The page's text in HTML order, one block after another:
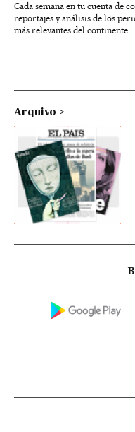
Cada semana en tu cuenta de
reportajes y análisis de los
más relevantes del continente.
Arquivo